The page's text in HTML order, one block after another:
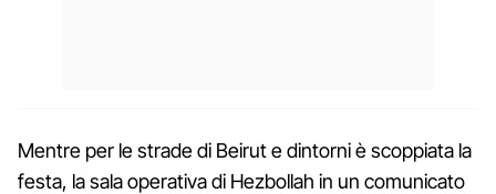
Mentre per le strade di Beirut e dintorni è scoppiata la
festa, la sala operativa di Hezbollah in un comunicato